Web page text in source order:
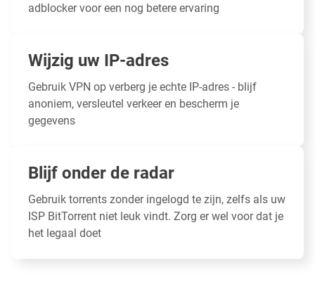
adblocker voor een nog betere ervaring
Wijzig uw IP-adres
Gebruik VPN op verberg je echte IP-adres - blijf
anoniem, versleutel verkeer en bescherm je
gegevens
Blijf onder de radar
Gebruik torrents zonder ingelogd te zijn, zelfs als uw
ISP BitTorrent niet leuk vindt. Zorg er wel voor dat je
het legaal doet